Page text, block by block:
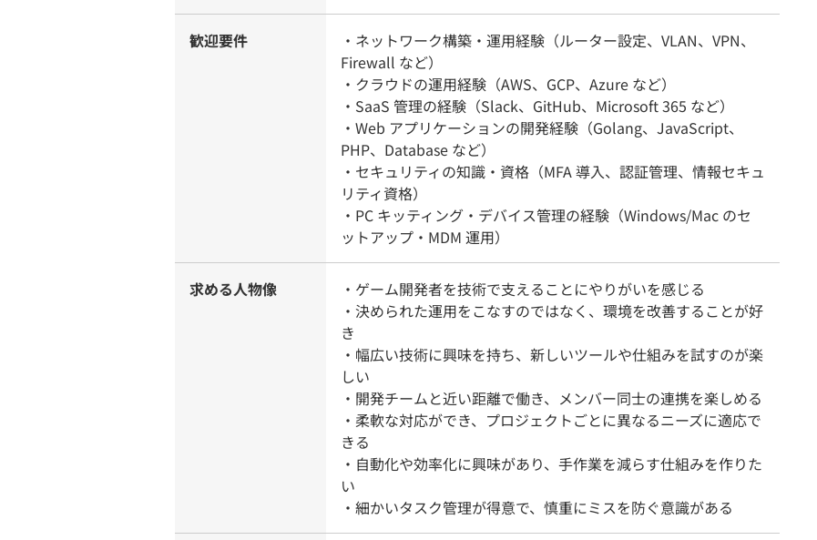
歓迎要件
・ネットワーク構築・運用経験（ルーター設定、VLAN、VPN、
Firewall など）
・クラウドの運用経験（AWS、GCP、Azure など）
・SaaS 管理の経験（Slack、GitHub、Microsoft 365 など）
・Web アプリケーションの開発経験（Golang、JavaScript、
PHP、Database など）
・セキュリティの知識・資格（MFA 導入、認証管理、情報セキュ
リティ資格）
・PC キッティング・デバイス管理の経験（Windows/Mac のセ
ットアップ・MDM 運用）
求める人物像
・ゲーム開発者を技術で支えることにやりがいを感じる
・決められた運用をこなすのではなく、環境を改善することが好
き
・幅広い技術に興味を持ち、新しいツールや仕組みを試すのが楽
しい
・開発チームと近い距離で働き、メンバー同士の連携を楽しめる
・柔軟な対応ができ、プロジェクトごとに異なるニーズに適応で
きる
・自動化や効率化に興味があり、手作業を減らす仕組みを作りた
い
・細かいタスク管理が得意で、慎重にミスを防ぐ意識がある